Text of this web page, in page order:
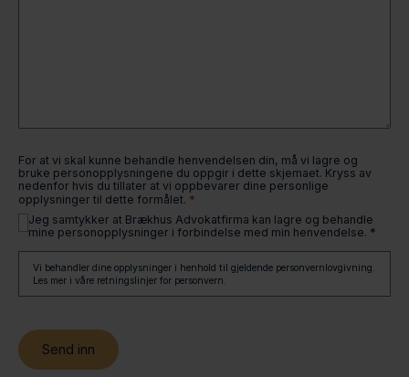
For at vi skal kunne behandle henvendelsen din, må vi lagre og
bruke personopplysningene du oppgir i dette skjemaet. Kryss av
nedenfor hvis du tillater at vi oppbevarer dine personlige
opplysninger til dette formålet. *
Jeg samtykker at Brækhus Advokatfirma kan lagre og behandle
mine personopplysninger i forbindelse med min henvendelse. *
Vi behandler dine opplysninger i henhold til gjeldende personvernlovgivning.
Les mer i våre retningslinjer for personvern.